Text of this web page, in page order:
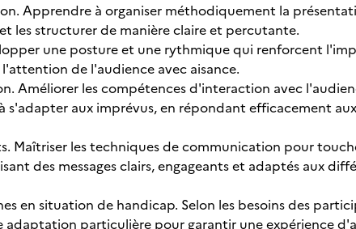
Apprendre à organiser méthodiquement la
les structurer de manière claire et percutante.
une posture et une rythmique qui renforcent
de l'audience avec aisance.
Améliorer les compétences d'interaction avec
s'adapter aux imprévus, en répondant efficacement
Maîtriser les techniques de communication pour
des messages clairs, engageants et adaptés aux
en situation de handicap. Selon les besoins des
adaptation particulière pour garantir une expérience